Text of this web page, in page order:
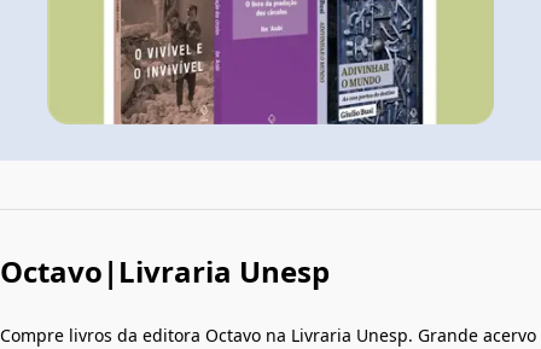
Octavo|Livraria Unesp
Compre livros da editora Octavo na Livraria Unesp. Grande acervo